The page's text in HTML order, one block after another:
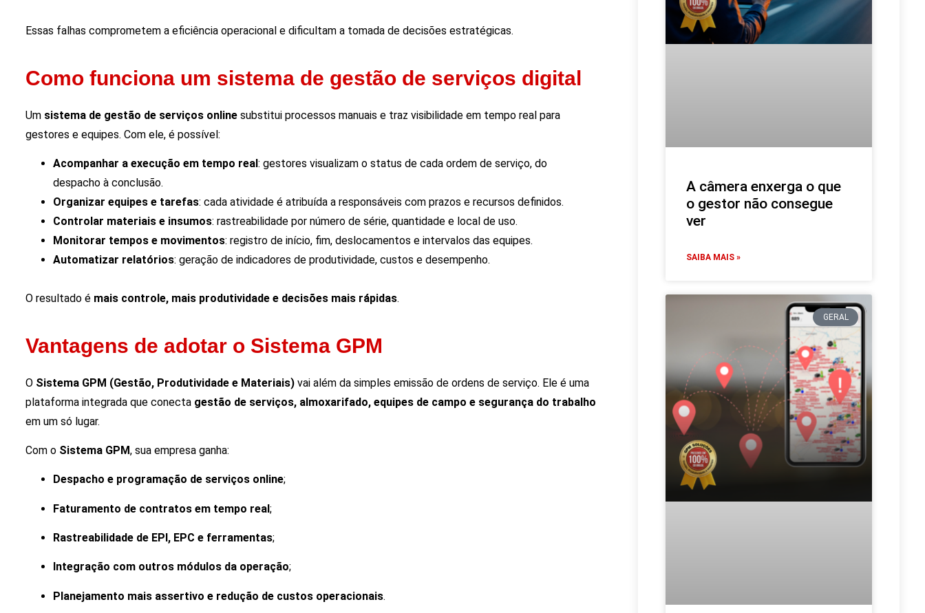
Essas falhas comprometem a eficiência operacional e dificultam a tomada de decisões estratégicas.
Como funciona um sistema de gestão de serviços digital
Um sistema de gestão de serviços online substitui processos manuais e traz visibilidade em tempo real para
gestores e equipes. Com ele, é possível:
Acompanhar a execução em tempo real: gestores visualizam o status de cada ordem de serviço, do
despacho à conclusão.
Organizar equipes e tarefas: cada atividade é atribuída a responsáveis com prazos e recursos definidos.
Controlar materiais e insumos: rastreabilidade por número de série, quantidade e local de uso.
Monitorar tempos e movimentos: registro de início, fim, deslocamentos e intervalos das equipes.
Automatizar relatórios: geração de indicadores de produtividade, custos e desempenho.
O resultado é mais controle, mais produtividade e decisões mais rápidas.
Vantagens de adotar o Sistema GPM
O Sistema GPM (Gestão, Produtividade e Materiais) vai além da simples emissão de ordens de serviço. Ele é uma
plataforma integrada que conecta gestão de serviços, almoxarifado, equipes de campo e segurança do trabalho
em um só lugar.
Com o Sistema GPM, sua empresa ganha:
Despacho e programação de serviços online;
Faturamento de contratos em tempo real;
Rastreabilidade de EPI, EPC e ferramentas;
Integração com outros módulos da operação;
Planejamento mais assertivo e redução de custos operacionais.
A câmera enxerga o que
o gestor não consegue
ver
SAIBA MAIS »
GERAL